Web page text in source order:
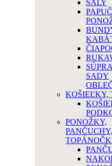
ŠÁLY
SADY
KOŠIEĽKY,
PONOŽKY,
PANČUCHY,